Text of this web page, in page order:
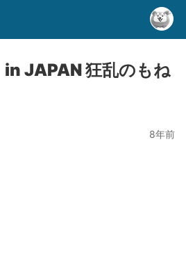
in JAPAN 狂乱のもね
8年前